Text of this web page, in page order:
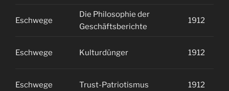
Eschwege
Die Philosophie der
Geschäftsberichte
1912
Eschwege Kulturdünger 1912
Eschwege Trust-Patriotismus 1912